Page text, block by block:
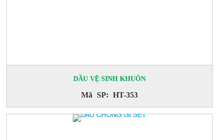
DẦU VỆ SINH KHUÔN
Mã SP: HT-353